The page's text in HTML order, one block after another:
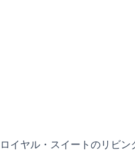
ロイヤル・スイートのリビ